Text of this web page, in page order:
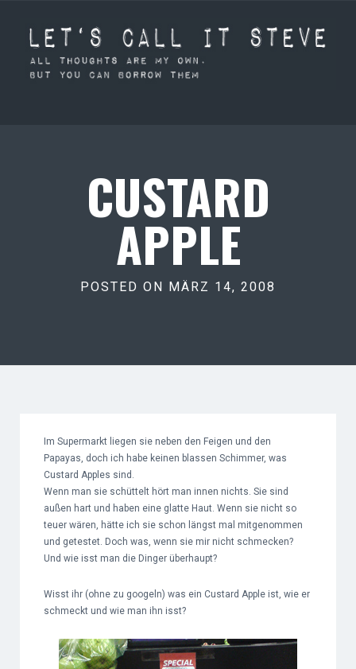
CUSTARD
APPLE
POSTED ON MÄRZ 14, 2008
Im Supermarkt liegen sie neben den Feigen und den
Papayas, doch ich habe keinen blassen Schimmer, was
Custard Apples sind.
Wenn man sie schüttelt hört man innen nichts. Sie sind
außen hart und haben eine glatte Haut. Wenn sie nicht so
teuer wären, hätte ich sie schon längst mal mitgenommen
und getestet. Doch was, wenn sie mir nicht schmecken?
Und wie isst man die Dinger überhaupt?
Wisst ihr (ohne zu googeln) was ein Custard Apple ist, wie er
schmeckt und wie man ihn isst?